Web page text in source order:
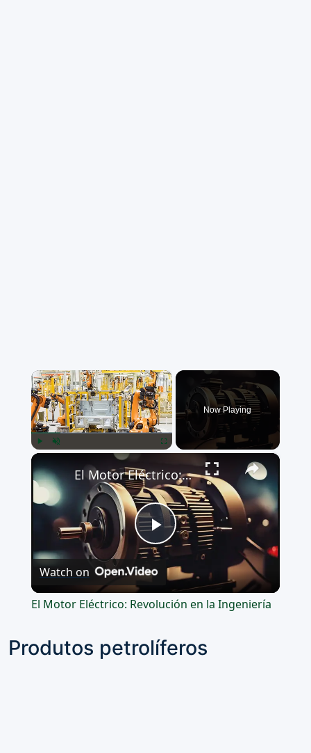
×
Now Playing
×
Play
Video
El Motor Eléctrico: Revolución en la Ingeniería
Watch on
El Motor Eléctrico: Revolución en la Ingeniería
Produtos petrolíferos